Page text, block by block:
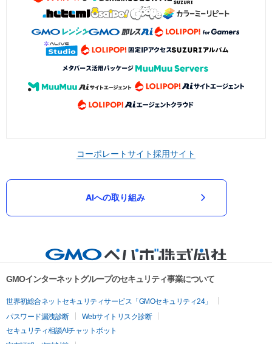
コーポレートサイト採用サイト
AIへの取り組み
GMOインターネットグループのセキュリティ事業について
世界初総合ネットセキュリティサービス「GMOセキュリティ24」
パスワード漏洩診断
Webサイトリスク診断
セキュリティ相談AIチャットボット